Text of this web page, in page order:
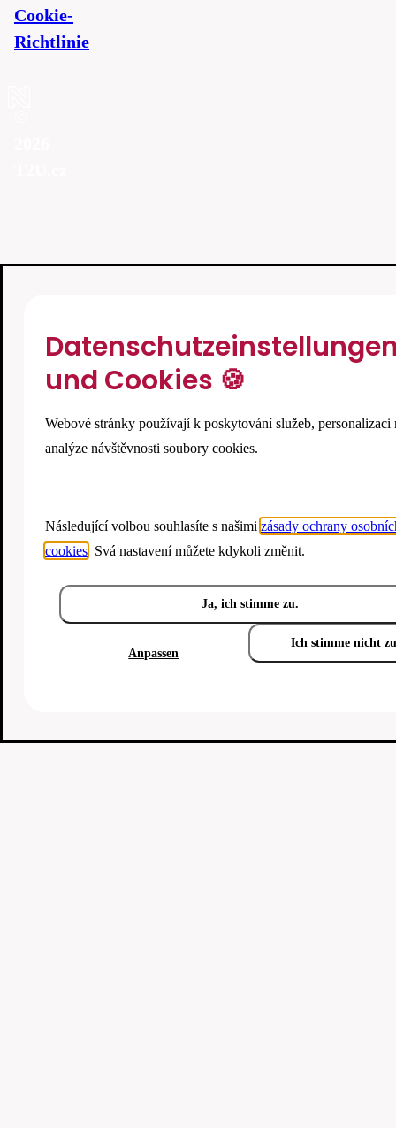
Cookie-
Richtlinie
und Cookies 🍪
Webové stránky používají k poskytování služeb, personalizaci
analýze návštěvnosti soubory cookies.
Následující volbou souhlasíte s našimi zásady ochrany
cookies . Svá nastavení můžete kdykoli změnit.
Ja, ich stimme zu.
Anpassen
Ich stimme nicht